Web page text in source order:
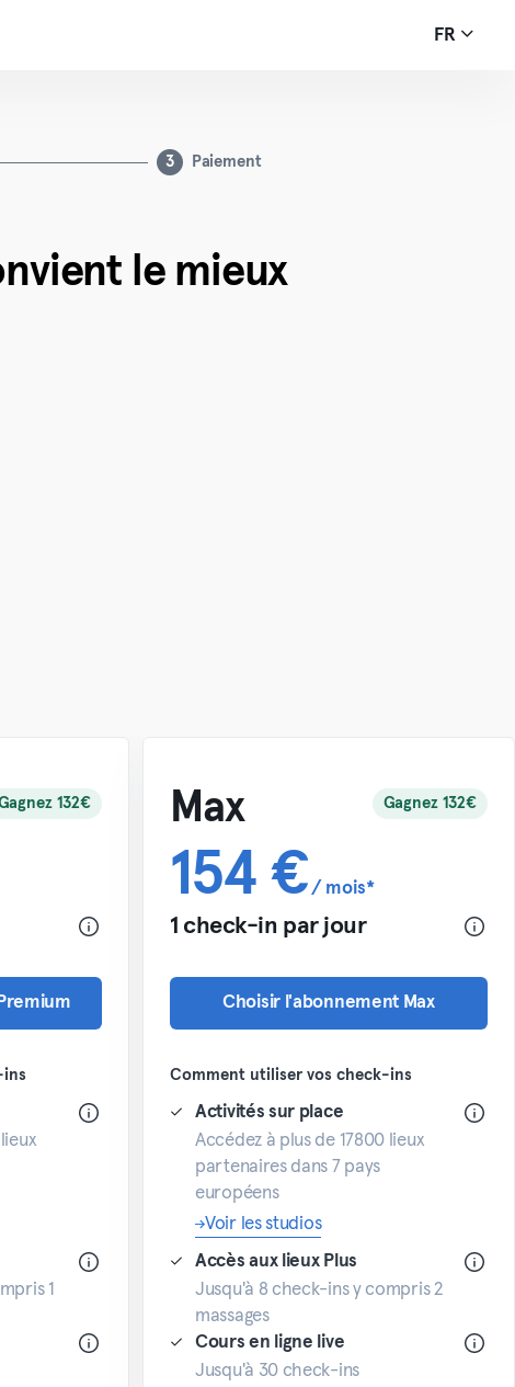
FR
3 Paiement
le mieux
132€
ins
1
Max Gagnez 132€
154 € / mois*
1 check-in par jour
Choisir l'abonnement Max
Comment utiliser vos check-ins
Activités sur place
Accédez à plus de 17800 lieux
partenaires dans 7 pays
européens
Voir les studios
Accès aux lieux Plus
Jusqu'à 8 check-ins y compris 2
massages
Cours en ligne live
Jusqu'à 30 check-ins